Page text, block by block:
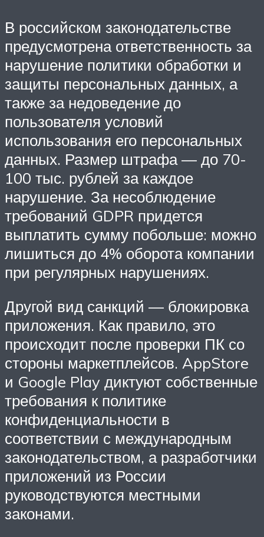
В российском законодательстве
предусмотрена ответственность за
нарушение политики обработки и
защиты персональных данных, а
также за недоведение до
пользователя условий
использования его персональных
данных. Размер штрафа — до 70-
100 тыс. рублей за каждое
нарушение. За несоблюдение
требований GDPR придется
выплатить сумму побольше: можно
лишиться до 4% оборота компании
при регулярных нарушениях.
Другой вид санкций — блокировка
приложения. Как правило, это
происходит после проверки ПК со
стороны маркетплейсов. AppStore
и Google Play диктуют собственные
требования к политике
конфиденциальности в
соответствии с международным
законодательством, а разработчики
приложений из России
руководствуются местными
законами.